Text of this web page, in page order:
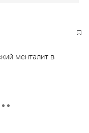
менталит в